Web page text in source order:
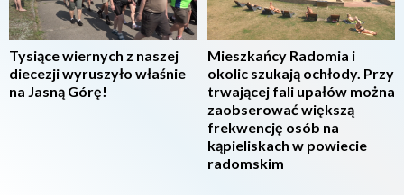
Tysiące wiernych z naszej
diecezji wyruszyło właśnie
na Jasną Górę!
Mieszkańcy Radomia i
okolic szukają ochłody. Przy
trwającej fali upałów można
zaobserować większą
frekwencję osób na
kąpieliskach w powiecie
radomskim